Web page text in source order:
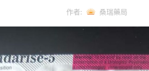
作者: 桑瑞藥局